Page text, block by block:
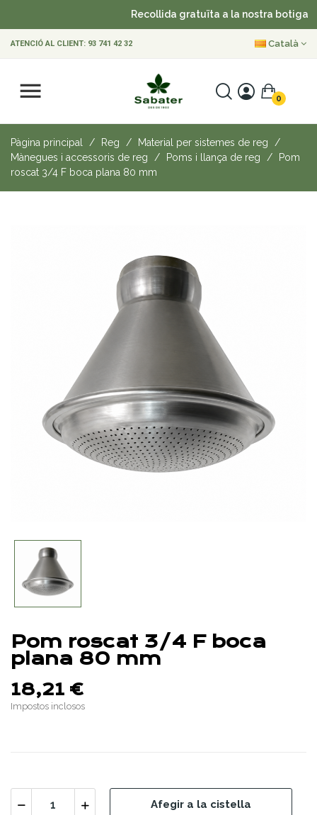
Recollida gratuïta a la nostra botiga
ATENCIÓ AL CLIENT: 93 741 42 32 Català
0
Pàgina principal Reg
Material per sistemes de reg
Mànegues i accessoris de reg
Poms i llança de reg
Pom
roscat 3/4 F boca plana 80 mm
Pom roscat 3/4 F boca
plana 80 mm
18,21 €
Impostos inclosos
Afegir a la cistella